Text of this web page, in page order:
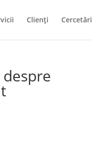
Clienți Cercetări
despre